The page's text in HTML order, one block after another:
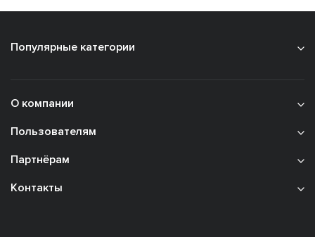
Популярные категории
О компании
Пользователям
Партнёрам
Контакты